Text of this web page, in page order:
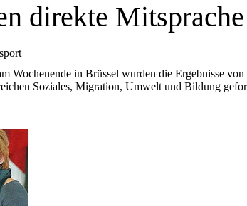
direkte
Wochenende in Brüssel wurden die Ergebnisse
Soziales, Migration, Umwelt und Bildung